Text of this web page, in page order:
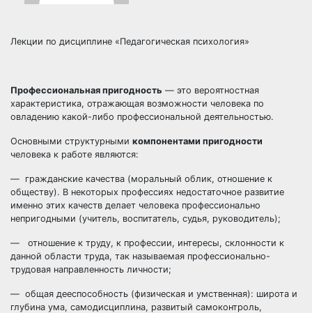
Лекции по дисциплине «Педагогическая психология»
Профессиональная пригодность — это вероятностная
характеристика, отражающая возможности человека по
овладению какой-либо профессиональной деятельностью.
Основными структурными компонентами пригодности
человека к работе являются:
— гражданские качества (моральный облик, отношение к
обществу). В некоторых профессиях недостаточное развитие
именно этих качеств делает человека профессионально
непригодными (учитель, воспитатель, судья, руководитель);
— отношение к труду, к профессии, интересы, склонности к
данной области труда, так называемая профессионально-
трудовая направленность личности;
— общая дееспособность (физическая и умственная): широта и
глубина ума, самодисциплина, развитый самоконтроль,